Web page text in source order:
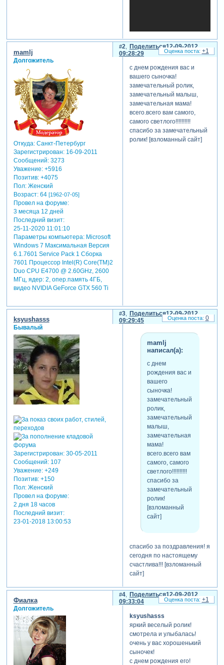
теги: малыш,день
года,поздравление
отредактировано
ksyushasss (12-09-2012
09:28:00)
Поделиться
2
12-09-2012
09:28:29
mamlj
Долгожитель
Откуда:Санкт-Петербург
Зарегистрирован: 16-09-2011
Сообщений:3273
Уважение: +5916
Позитив: +4075
Пол:Женский
Возраст:64 [1962-07-05]
Провел на форуме:
3 месяца 12 дней
Последний визит:
25-11-2020 11:01:10
Параметры компьютера:Microsoft
Windows 7 Максимальная Версия
6.1.7601 Service Pack 1 Сборка
7601 Процессор Intel(R) Core(TM)2
Duo CPU E4700 @ 2.60GHz, 2600
МГц, ядер: 2, опер.память 4ГБ,
видео NVIDIA GeForce GTX 560 Ti
с днем рождения вас и
вашего сыночка!
замечательный ролик,
замечательный малыш,
замечательная мама!
всего.всего вам самого,
самого светлого!!!!!!!!!!
спасибо за замечательный
ролик! [взломанный сайт]
+1
Поделиться
3
12-09-2012
09:29:45
ksyushasss
Бывалый
Зарегистрирован: 30-05-2011
Сообщений:107
Уважение: +249
Позитив: +150
Пол:Женский
Провел на форуме:
2 дня 18 часов
Последний визит:
23-01-2018 13:00:53
mamlj
написал(а):
с днем
рождения вас и
вашего
сыночка!
замечательный
ролик,
замечательный
малыш,
замечательная
мама!
всего.всего вам
самого, самого
светлого!!!!!!!!!!
спасибо за
замечательный
ролик!
[взломанный
сайт]
спасибо за поздравления! я
сегодня по настоящему
счастлива!!! [взломанный
сайт]
0
Поделиться
4
12-09-2012
09:33:04
Фиалка
Долгожитель
ksyushasss
яркий веселый ролик!
смотрела и улыбалась!
очень у вас хорошенький
сыночек!
с днем рождения его!
+1